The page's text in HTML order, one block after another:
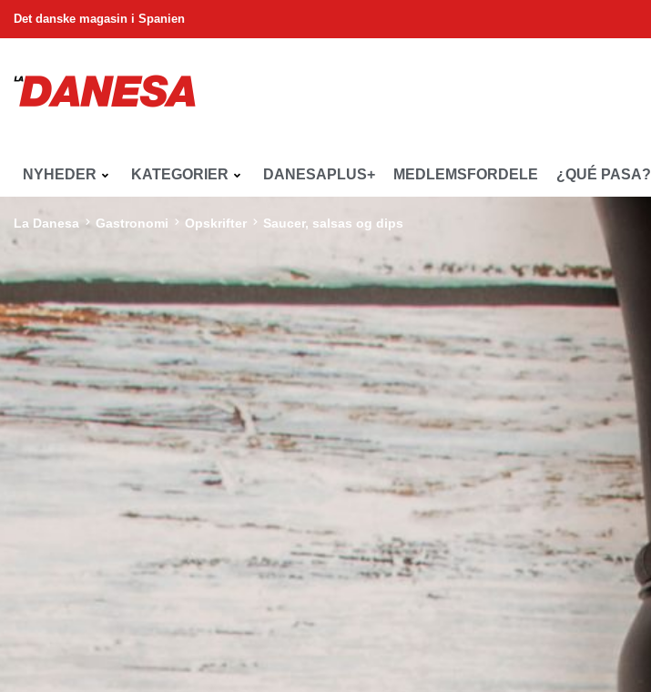
Det danske magasin i Spanien
NYHEDER KATEGORIER DANESAPLUS+ MEDLEMSFORDELE ¿QUÉ PASA?
La Danesa Gastronomi Opskrifter Saucer, salsas og dips